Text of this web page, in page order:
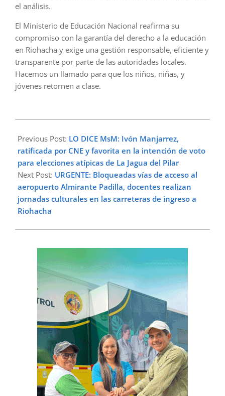
el análisis.
El Ministerio de Educación Nacional reafirma su
compromiso con la garantía del derecho a la educación
en Riohacha y exige una gestión responsable, eficiente y
transparente por parte de las autoridades locales.
Hacemos un llamado para que los niños, niñas, y
jóvenes retornen a clase.
05-
14
Previous Post: LO DICE MsM: Ivón Manjarrez,
ratificada por CNE y favorita en la intención de voto
para elecciones atípicas de La Jagua del Pilar
Next Post: URGENTE: Bloqueadas vías de acceso al
aeropuerto Almirante Padilla, docentes realizan
jornadas culturales en las carreteras de ingreso a
Riohacha